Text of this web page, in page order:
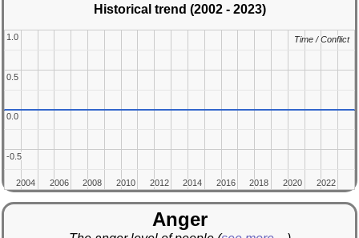
Historical trend (2002 - 2023)
2004
2004 2006
2006 2008
2008 2010
2010 2012
2012 2014
2014 2016
2016 2018
2018 2020
2020 2022
2022
-0.5
-0.5
0.0
0.0
0.5
0.5
1.0
1.0 Time / Conflict
Time / Conflict
Anger